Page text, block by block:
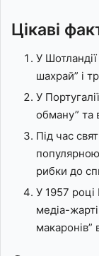
Цікаві
У
шахрай” і
У
обману” та
Під час
рибки до
У 1957 році
медіа-
макаронів”